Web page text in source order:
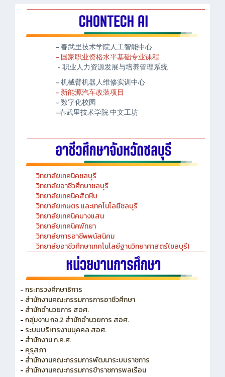
- 春武里技术学院人工智能中心
- 国家职业资格水平基础专业课程
- 职业人力资源发展与培养管理系统
- 机械臂机器人维修实训中心
- 新能源汽车改装项目
- 数字化校园
-春武里技术学院 中文工坊
วิทยาลัยเทคนิคชลบุรี
วิทยาลัยอาชีวศึกษาชลบุรี
วิทยาลัยเทคนิคสัตหีบ
วิทยาลัยเกษตร และเทคโนโลยีชลบุรี
วิทยาลัยเทคนิคบางแสน
วิทยาลัยเทคนิคพัทยา
วิทยาลัยการอาชีพพนัสนิคม
วิทยาลัยอาชีวศึกษาเทคโนโลยีฐานวิทยาศาสตร์(ชลบุรี)
-กระทรวงศึกษาธิการ
- สำนักงานคณะกรรมการการอาชีวศึกษา
- สำนักอำนวยการ สอศ.
-กลุ่มงาน กจ.2 สำนักอำนวยการ สอศ.
- ระบบบริหารงานบุคคล สอศ.
- สำนักงาน ก.ค.ศ.
- คุรุสภา
- สำนักงานคณะกรรมการพัฒนาระบบราชการ
- สำนักงานคณะกรรมการข้าราชการพลเรือน